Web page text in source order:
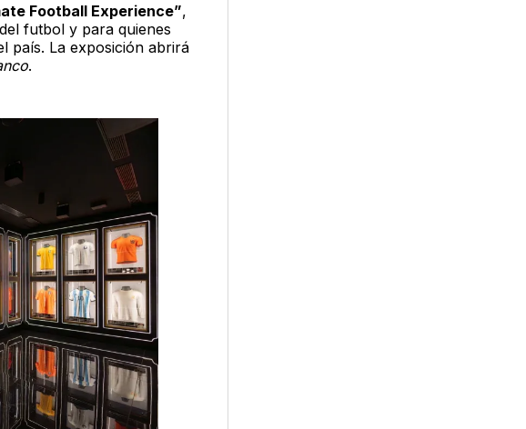
Football Experience”,
futbol y para quienes
país. La exposición abrirá
.